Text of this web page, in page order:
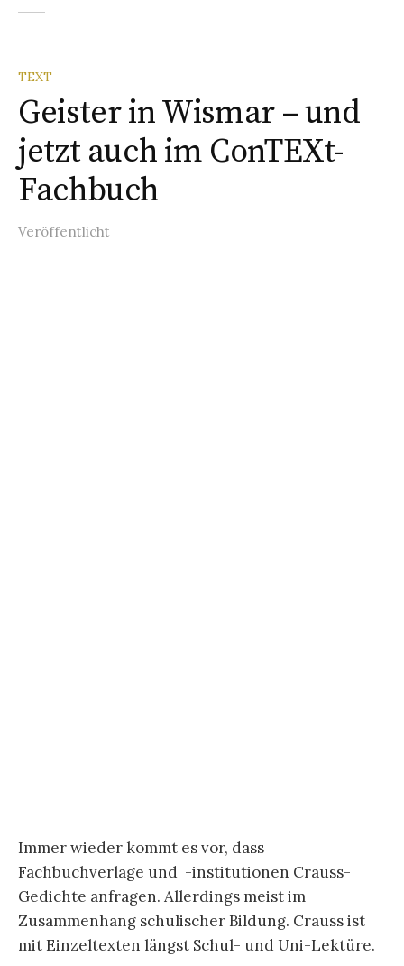
TEXT
Geister in Wismar – und
jetzt auch im ConTEXt-
Fachbuch
Veröffentlicht
Immer wieder kommt es vor, dass
Fachbuchverlage und -institutionen Crauss-
Gedichte anfragen. Allerdings meist im
Zusammenhang schulischer Bildung. Crauss ist
mit Einzeltexten längst Schul- und Uni-Lektüre.